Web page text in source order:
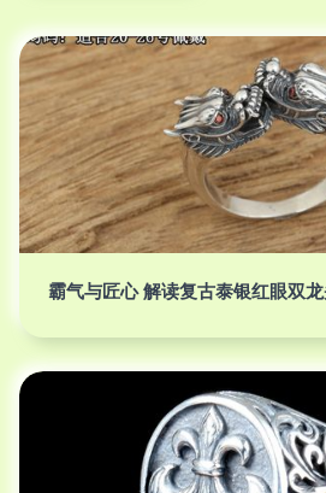
霸气与匠心 解读复古泰银红眼双